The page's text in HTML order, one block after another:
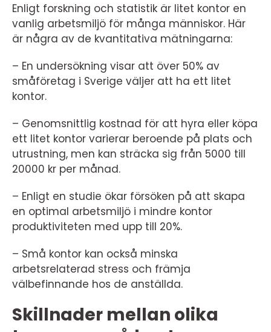
Enligt forskning och statistik är litet kontor en
vanlig arbetsmiljö för många människor. Här
är några av de kvantitativa mätningarna:
– En undersökning visar att över 50% av
småföretag i Sverige väljer att ha ett litet
kontor.
– Genomsnittlig kostnad för att hyra eller köpa
ett litet kontor varierar beroende på plats och
utrustning, men kan sträcka sig från 5000 till
20000 kr per månad.
– Enligt en studie ökar försöken på att skapa
en optimal arbetsmiljö i mindre kontor
produktiviteten med upp till 20%.
– Små kontor kan också minska
arbetsrelaterad stress och främja
välbefinnande hos de anställda.
Skillnader mellan olika